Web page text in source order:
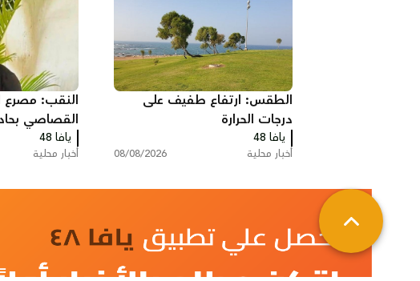
الطقس: ارتفاع طفيف على
درجات الحرارة
يافا 48
أخبار محلية 08/08/2026
النقب: مصرع
القصاصي
حورة
يافا 48
أخبار محلية